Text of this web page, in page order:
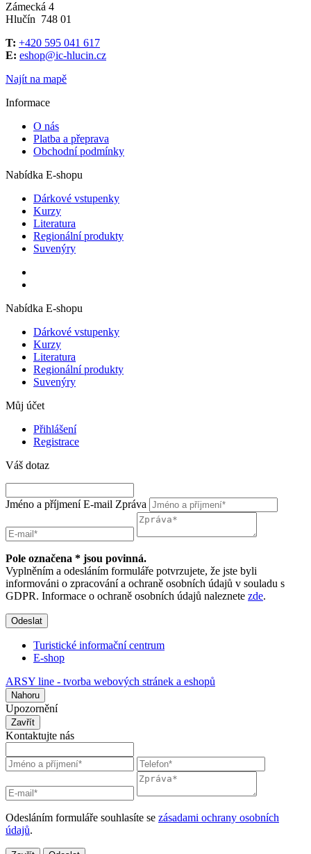
Zámecká 4
Hlučín 748 01
T: +420 595 041 617
E: eshop@ic-hlucin.cz
Najít na mapě
Informace
O nás
Platba a přeprava
Obchodní podmínky
Nabídka E-shopu
Dárkové vstupenky
Kurzy
Literatura
Regionální produkty
Suvenýry
Nabídka E-shopu
Dárkové vstupenky
Kurzy
Literatura
Regionální produkty
Suvenýry
Můj účet
Přihlášení
Registrace
Váš dotaz
Jméno a příjmení E-mail Zpráva
Pole označena * jsou povinná.
Vyplněním a odesláním formuláře potvrzujete, že jste byli
informováni o zpracování a ochraně osobních údajů v souladu s
GDPR. Informace o ochraně osobních údajů naleznete zde.
Odeslat
Turistické informační centrum
E-shop
ARSY line - tvorba webových stránek a eshopů
Nahoru
Upozornění
Zavřít
Kontaktujte nás
Odesláním formuláře souhlasíte se zásadami ochrany osobních
údajů.